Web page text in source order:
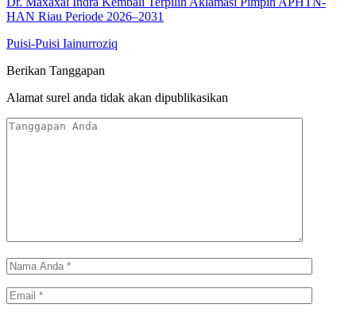
HAN Riau Periode 2026–2031
Puisi-Puisi Iainurroziq
Berikan Tanggapan
Alamat surel anda tidak akan dipublikasikan